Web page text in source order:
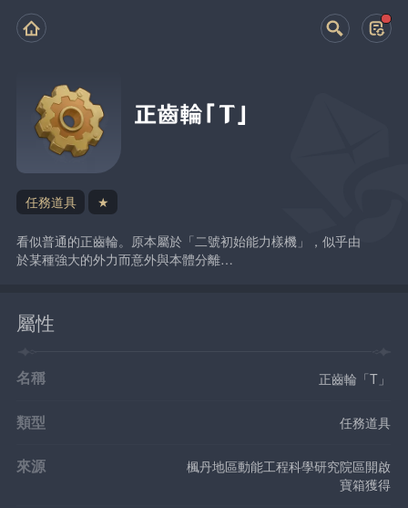
正齒輪「T」
任務道具 ★
看似普通的正齒輪。原本屬於「二號初始能力樣機」，似乎由
於某種強大的外力而意外與本體分離…
屬性
名稱 正齒輪「T」
類型 任務道具
來源
楓丹地區動能工程科學研究院區開啟
寶箱獲得